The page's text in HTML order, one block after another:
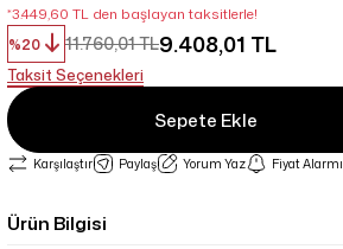
*3.449,60 TL den başlayan taksitlerle!
%20
11.760,01 TL9.408,01 TL
Taksit Seçenekleri
Sepete Ekle
Karşılaştır Paylaş Yorum Yaz Fiyat Alarmı
Ürün Bilgisi